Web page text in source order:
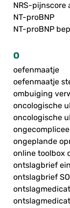
NRS-pijnscore
NT-proBNP
NT-proBNP
O
oefenmaatje
oefenmaatje
ombuiging
oncologische
oncologische
ongeplande
online toolbox
ontslagbrief
ontslagbrief